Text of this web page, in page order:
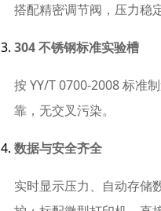
搭配精密调节阀，压力稳
304 不锈钢标准实验槽
按 YY/T 0700‑2008 标准
靠，无交叉污染。
数据与安全齐全
实时显示压力、自动存储